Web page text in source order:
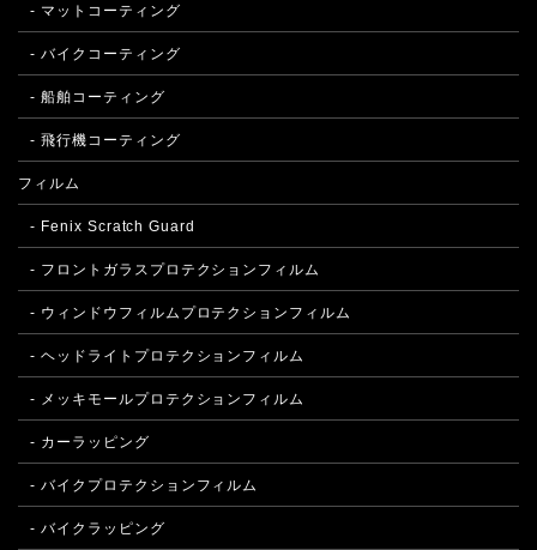
- マットコーティング
- バイクコーティング
- 船舶コーティング
- 飛行機コーティング
フィルム
- Fenix Scratch Guard
- フロントガラスプロテクションフィルム
- ウィンドウフィルムプロテクションフィルム
- ヘッドライトプロテクションフィルム
- メッキモールプロテクションフィルム
- カーラッピング
- バイクプロテクションフィルム
- バイクラッピング